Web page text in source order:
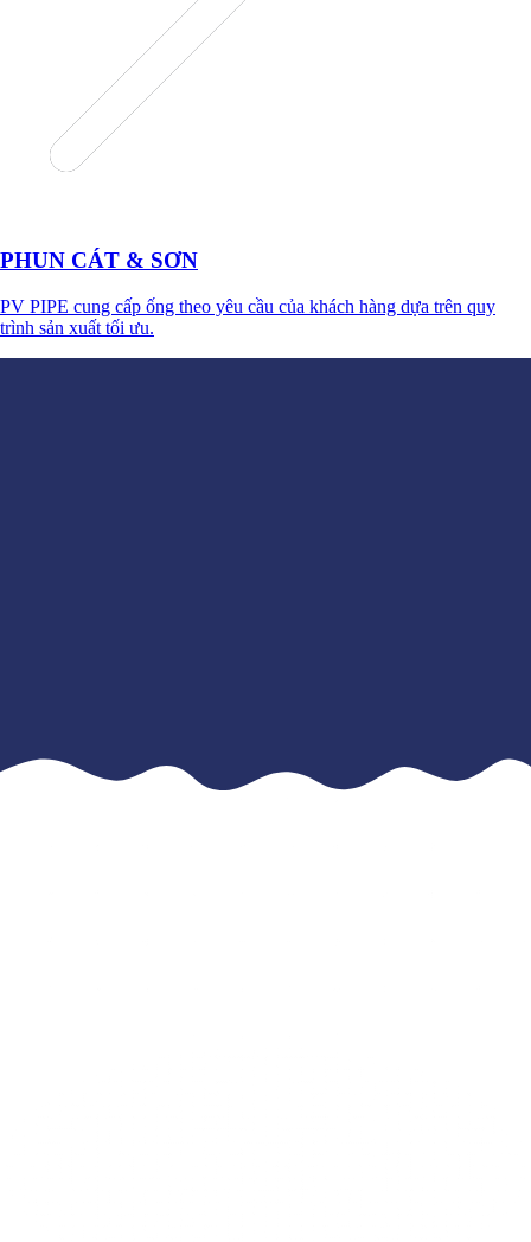
PHUN CÁT & SƠN
PV PIPE cung cấp ống theo yêu cầu của khách hàng dựa trên quy
trình sản xuất tối ưu.